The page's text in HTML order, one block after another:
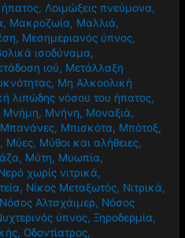
, Λοιμώξεις πνεύμονα,
, Μακροζωία, Μαλλιά,
, Μεσημεριανός ύπνος,
ισοδύναμα,
ιού, Μετάλλαξη
, Μη Αλκοολική
λιπώδης νόσου του ήπατος,
Μνήμη, Μνήνη, Μοναξιά,
Μπανάνες, Μπισκότα, Μπότοξ,
, Μύες, Μύθοι και αλήθειες,
, Μύτη, Μυωπία,
χωρίς νιτρικά,
, Νίκος Μεταξωτός, Νιτρικά,
Νόσος Αλτσχάιμερ, Νόσος
ύπνος,Ξηροδερμία,
, Οδοντίατρος,